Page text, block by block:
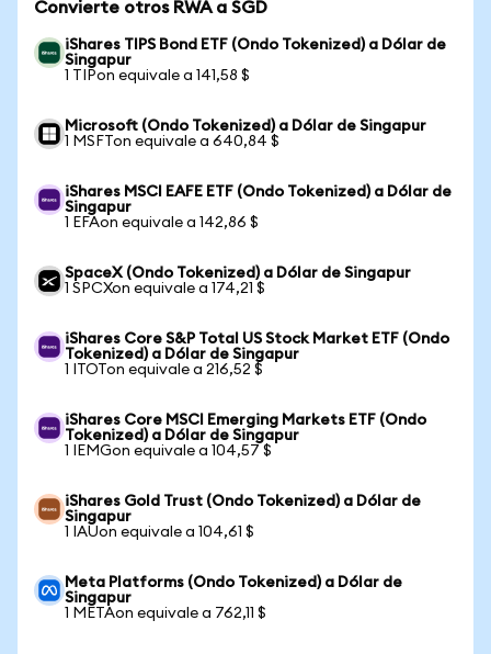
Convierte otros RWA a SGD
iShares TIPS Bond ETF (Ondo Tokenized) a Dólar de
Singapur
1 TIPon equivale a 141,58 $
Microsoft (Ondo Tokenized) a Dólar de Singapur
1 MSFTon equivale a 640,84 $
iShares MSCI EAFE ETF (Ondo Tokenized) a Dólar de
Singapur
1 EFAon equivale a 142,86 $
SpaceX (Ondo Tokenized) a Dólar de Singapur
1 SPCXon equivale a 174,21 $
iShares Core S&P Total US Stock Market ETF (Ondo
Tokenized) a Dólar de Singapur
1 ITOTon equivale a 216,52 $
iShares Core MSCI Emerging Markets ETF (Ondo
Tokenized) a Dólar de Singapur
1 IEMGon equivale a 104,57 $
iShares Gold Trust (Ondo Tokenized) a Dólar de
Singapur
1 IAUon equivale a 104,61 $
Meta Platforms (Ondo Tokenized) a Dólar de
Singapur
1 METAon equivale a 762,11 $